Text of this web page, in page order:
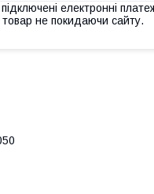
підключені електронні
не покидаючи сайту.